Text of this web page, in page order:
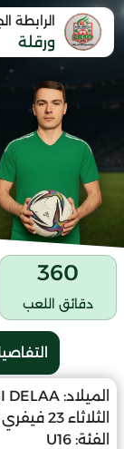
الرابطة
ورقلة
360
دقائق اللعب
الميلاد: DELAA
الثلاثاء 23 فيفري 2010
الفئة: U16